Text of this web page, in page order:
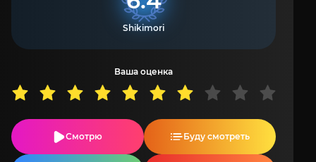
Shikimori
Ваша оценка
Смотрю Буду смотреть